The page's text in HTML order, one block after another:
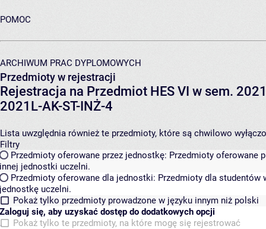
POMOC
ARCHIWUM PRAC DYPLOMOWYCH
Przedmioty w rejestracji
Rejestracja na Przedmiot HES VI w sem.
2021L-AK-ST-INŻ-4
Lista uwzględnia również te przedmioty, które są chwilowo
Filtry
Przedmioty oferowane przez jednostkę: Przedmioty oferowane
innej jednostki uczelni.
Przedmioty oferowane dla jednostki: Przedmioty dla studentów
jednostkę uczelni.
Pokaż tylko przedmioty prowadzone w języku innym niż polski
Zaloguj się, aby uzyskać dostęp do dodatkowych opcji
Pokaż tylko te przedmioty, na które mogę się rejestrować